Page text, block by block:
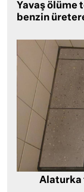
Yavaş ölüme
benzin
Alaturka